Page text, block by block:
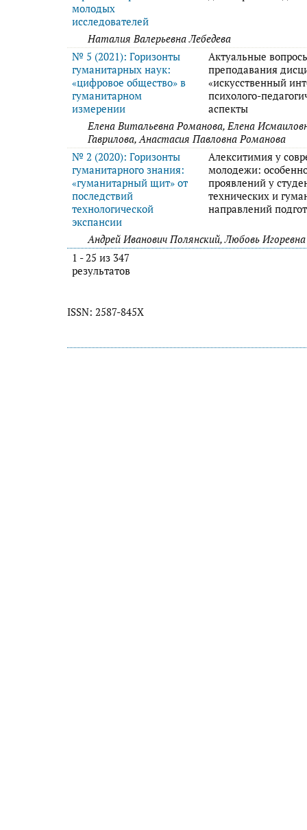
молодых
исследователей
Наталия Валерьевна Лебедева
№ 5 (2021): Горизонты
гуманитарных наук:
«цифровое общество» в
гуманитарном
измерении
Актуальные
преподавания
«искусственный
психолого-
аспекты
Елена Витальевна Романова, Елена
Гаврилова, Анастасия Павловна Романова
№ 2 (2020): Горизонты
гуманитарного знания:
«гуманитарный щит» от
последствий
технологической
экспансии
Алекситимия у
молодежи:
проявлений у
технических и
направлений
Андрей Иванович Полянский, Любовь
1 - 25 из 347
результатов
ISSN: 2587-845X